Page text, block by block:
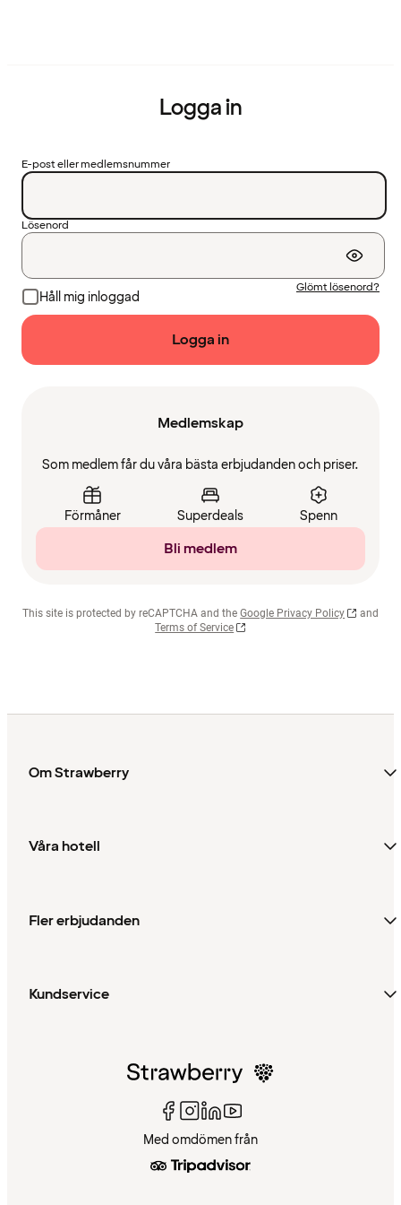
Logga in
E-post eller medlemsnummer
Lösenord
Håll mig inloggad
Glömt lösenord?
Logga in
Medlemskap
Som medlem får du våra bästa erbjudanden och priser.
Förmåner Superdeals Spenn
Bli medlem
This site is protected by reCAPTCHA and the Google Privacy Policy
and
Terms of Service
Om Strawberry
Våra hotell
Fler erbjudanden
Kundservice
Med omdömen från